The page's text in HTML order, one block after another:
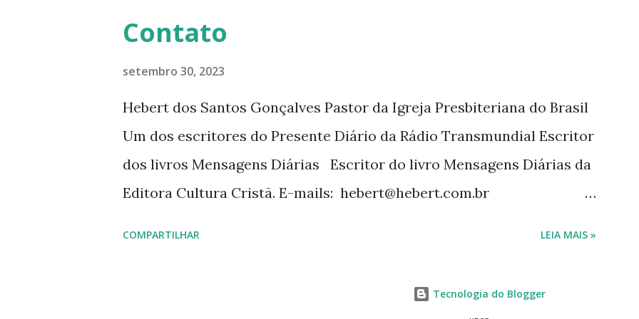
Contato
setembro 30, 2023
Hebert dos Santos Gonçalves Pastor da Igreja Presbiteriana do Brasil
Um dos escritores do Presente Diário da Rádio Transmundial Escritor
dos livros Mensagens Diárias Escritor do livro Mensagens Diárias da
Editora Cultura Cristã. E-mails: hebert@hebert.com.br
www.facebook.com/livromensagensdiarias
COMPARTILHAR LEIA MAIS »
Tecnologia do Blogger